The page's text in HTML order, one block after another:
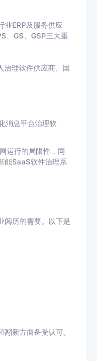
业ERP及服务供应
、GS、GSP三大重
治理软件供应商、国
消息平台治理软
运行的局限性，同
能SaaS软件治理系
阅历的需要。以下是
新方面备受认可。